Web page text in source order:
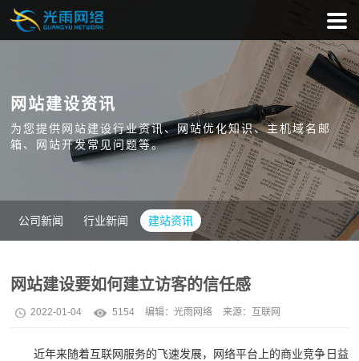
网站建设资讯
为您提供网站建设行业资讯、网站优化知识、主机域名邮
箱、网站开发常见问题等。
公司新闻 行业新闻 建站资讯
网站建设要如何建立访客的信任感
2022-01-04 5154 编辑：光雨网络 来源：互联网
近年来随着互联网服务的飞速发展，网络平台上的商业竞争日益